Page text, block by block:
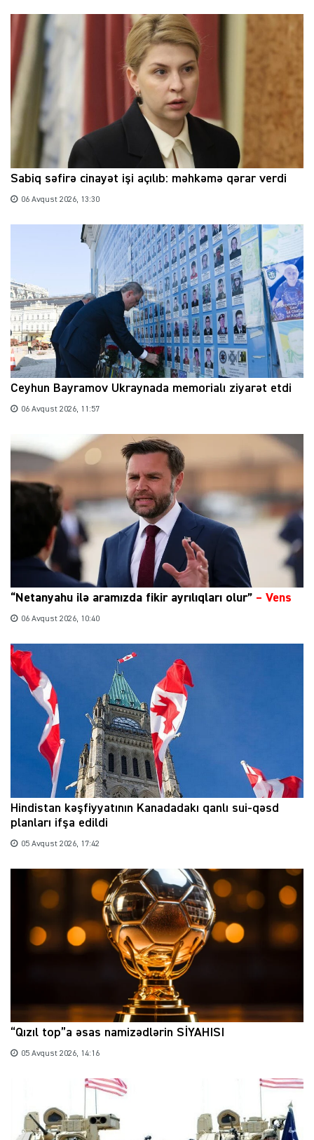
Sabiq səfirə cinayət işi açılıb: məhkəmə qərar verdi
06 Avqust 2026, 13:30
Ceyhun Bayramov Ukraynada memorialı ziyarət etdi
06 Avqust 2026, 11:57
“Netanyahu ilə aramızda fikir ayrılıqları olur” – Vens
06 Avqust 2026, 10:40
Hindistan kəşfiyyatının Kanadadakı qanlı sui-qəsd
planları ifşa edildi
05 Avqust 2026, 17:42
“Qızıl top”a əsas namizədlərin SİYAHISI
05 Avqust 2026, 14:16